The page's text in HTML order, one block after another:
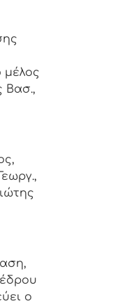
μέλος
Βασ.,
ο